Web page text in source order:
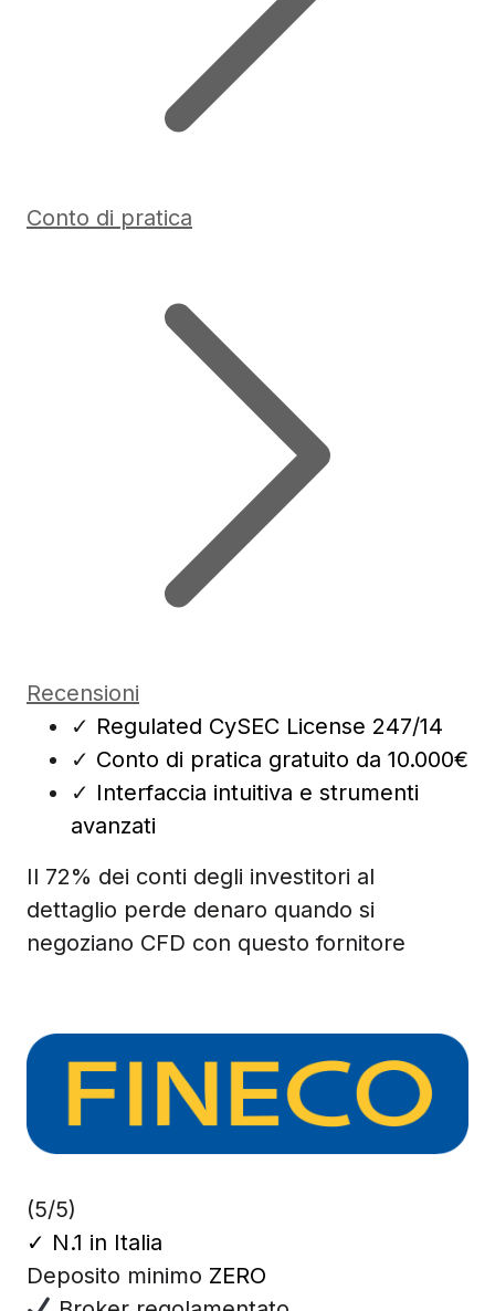
Conto di pratica
Recensioni
✓ Regulated CySEC License 247/14
✓ Conto di pratica gratuito da 10.000€
✓ Interfaccia intuitiva e strumenti
avanzati
Il 72% dei conti degli investitori al
dettaglio perde denaro quando si
negoziano CFD con questo fornitore
(5/5)
✓ N.1 in Italia
Deposito minimo ZERO